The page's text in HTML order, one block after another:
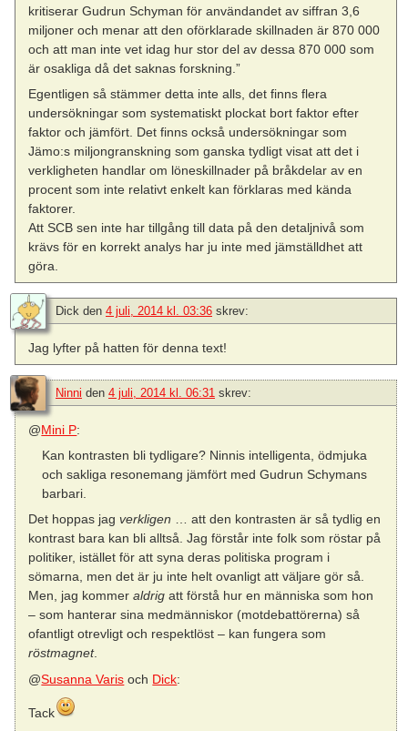
kritiserar Gudrun Schyman för användandet av siffran 3,6
miljoner och menar att den oförklarade skillnaden är 870 000
och att man inte vet idag hur stor del av dessa 870 000 som
är osakliga då det saknas forskning.”
Egentligen så stämmer detta inte alls, det finns flera
undersökningar som systematiskt plockat bort faktor efter
faktor och jämfört. Det finns också undersökningar som
Jämo:s miljongranskning som ganska tydligt visat att det i
verkligheten handlar om löneskillnader på bråkdelar av en
procent som inte relativt enkelt kan förklaras med kända
faktorer.
Att SCB sen inte har tillgång till data på den detaljnivå som
krävs för en korrekt analys har ju inte med jämställdhet att
göra.
Dick den 4 juli, 2014 kl. 03:36 skrev:
Jag lyfter på hatten för denna text!
Ninni den 4 juli, 2014 kl. 06:31 skrev:
@Mini P:
Kan kontrasten bli tydligare? Ninnis intelligenta, ödmjuka
och sakliga resonemang jämfört med Gudrun Schymans
barbari.
Det hoppas jagverkligen … att den kontrasten är så tydlig en
kontrast bara kan bli alltså. Jag förstår inte folk som röstar på
politiker, istället för att syna deras politiska program i
sömarna, men det är ju inte helt ovanligt att väljare gör så.
Men, jag kommeraldrig att förstå hur en människa som hon
– som hanterar sina medmänniskor (motdebattörerna) så
ofantligt otrevligt och respektlöst – kan fungera som
röstmagnet.
@Susanna Varis och Dick:
Tack